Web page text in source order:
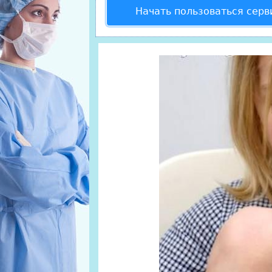
Начать пользоваться